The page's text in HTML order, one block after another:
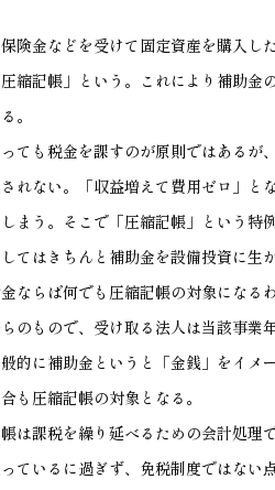
険金などを受けて固定資産を購入し
縮記帳」という。これにより補助
。
ても税金を課すのが原則ではあるが
れない。「収益増えて費用ゼロ」
まう。そこで「圧縮記帳」という特
てはきちんと補助金を設備投資に生
ならば何でも圧縮記帳の対象になる
のもので、受け取る法人は当該事業
的に補助金というと「金銭」をイメ
も圧縮記帳の対象となる。
は課税を繰り延べるための会計処理
ているに過ぎず、免税制度ではない